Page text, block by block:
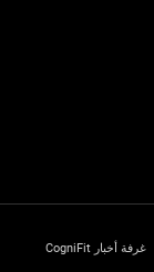
غرفة أخبار CogniFit